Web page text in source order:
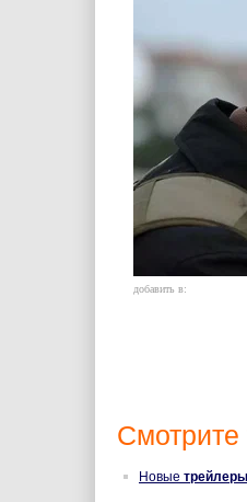
добавить в:
Смотрите
Новые трейлеры